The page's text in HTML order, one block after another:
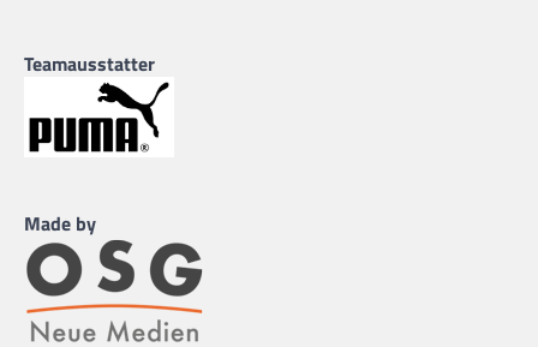
Teamausstatter
Made by